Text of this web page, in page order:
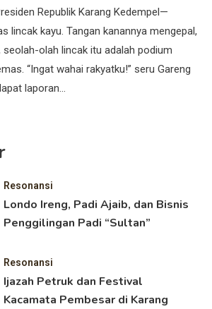
Republik Karang Kedempel—
lincak kayu. Tangan kanannya mengepal,
olah lincak itu adalah podium
“Ingat wahai rakyatku!” seru Gareng
laporan…
Resonansi
Londo Ireng, Padi Ajaib, dan Bisnis
Penggilingan Padi “Sultan”
Resonansi
Ijazah Petruk dan Festival
Kacamata Pembesar di Karang